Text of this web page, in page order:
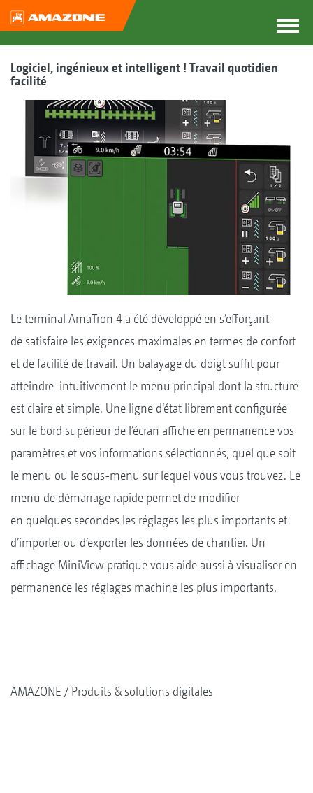
Logiciel, ingénieux et intelligent ! Travail quotidien
facilité
Le terminal AmaTron 4 a été développé en s’efforçant
de satisfaire les exigences maximales en termes de confort
et de facilité de travail. Un balayage du doigt suffit pour
atteindre intuitivement le menu principal dont la structure
est claire et simple. Une ligne d‘état librement configurée
sur le bord supérieur de l’écran affiche en permanence vos
paramètres et vos informations sélectionnés, quel que soit
le menu ou le sous-menu sur lequel vous vous trouvez. Le
menu de démarrage rapide permet de modifier
en quelques secondes les réglages les plus importants et
d’importer ou d’exporter les données de chantier. Un
affichage MiniView pratique vous aide aussi à visualiser en
permanence les réglages machine les plus importants.
AMAZONE Produits & solutions digitales